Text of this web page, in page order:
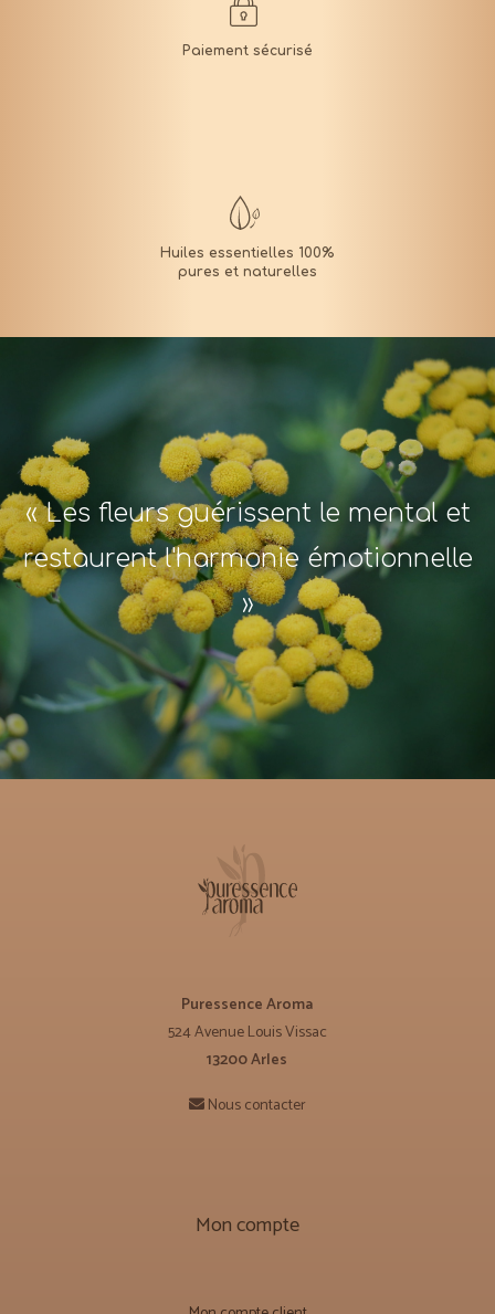
« Les fleurs guérissent le mental et
restaurent l'harmonie émotionnelle
»
Puressence Aroma
524 Avenue Louis Vissac
13200 Arles
Nous contacter
Mon compte